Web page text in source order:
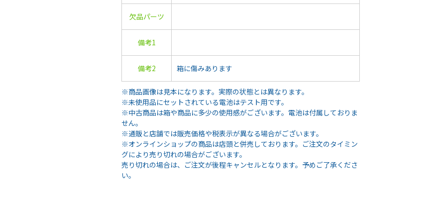
欠品パーツ
備考1
備考2 箱に傷みあります
※商品画像は見本になります。実際の状態とは異なります。
※未使用品にセットされている電池はテスト用です。
※中古商品は箱や商品に多少の使用感がございます。電池は付属しておりま
せん。
※通販と店舗では販売価格や税表示が異なる場合がございます。
※オンラインショップの商品は店頭と併売しております。ご注文のタイミン
グにより売り切れの場合がございます。
売り切れの場合は、ご注文が後程キャンセルとなります。予めご了承くださ
い。